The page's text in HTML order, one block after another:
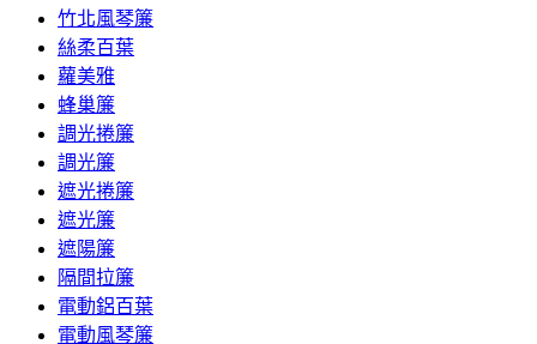
竹北風琴簾
絲柔百葉
蘿美雅
蜂巢簾
調光捲簾
調光簾
遮光捲簾
遮光簾
遮陽簾
隔間拉簾
電動鋁百葉
電動風琴簾